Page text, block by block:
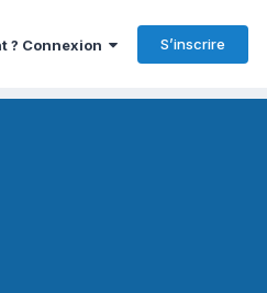
? Connexion S’inscrire